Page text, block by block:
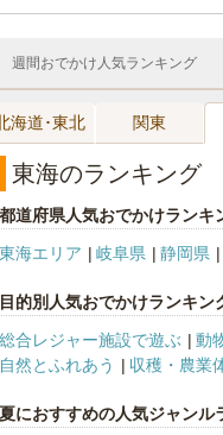
週間おでかけ人気ランキング
海道･東北 関東
東海のランキング
都道府県人気おでかけランキ
東海エリア
岐阜県 静岡県
目的別人気おでかけランキン
総合レジャー施設で遊ぶ
動
自然とふれあう
収穫・農業
夏におすすめの人気ジャンル